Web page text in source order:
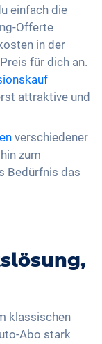
einfach die
Offerte
in der
für dich an.
attraktive und
verschiedener
zum
Bedürfnis das
klassischen
Abo stark